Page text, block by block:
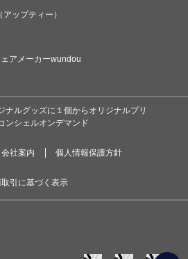
ップティー）
アメーカーwundou
ナルグッズに１個からオリジナルプリ
ンシェルオンデマンド
会社案内 個人情報保護方針
引に基づく表示